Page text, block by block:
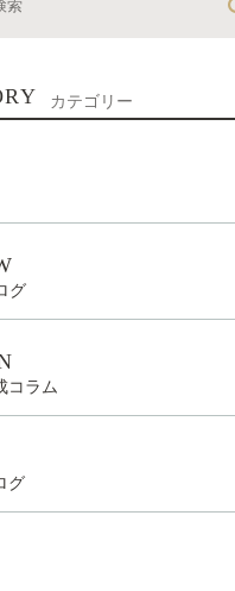
カテゴリー
グ
コラム
グ